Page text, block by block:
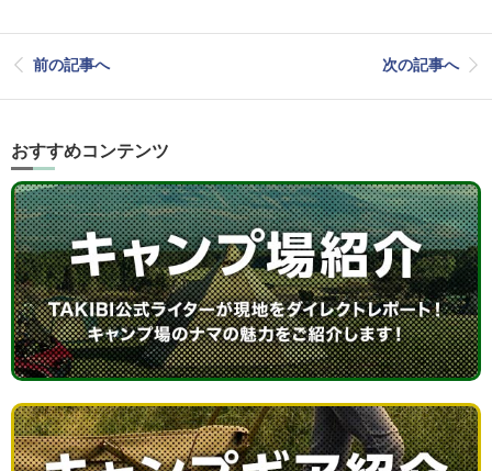
前の記事へ 次の記事へ
おすすめコンテンツ